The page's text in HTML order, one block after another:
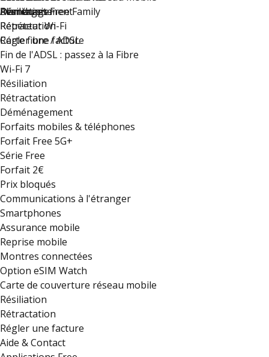
Déménagement
Résiliation
Rétractation
Régler une facture
Plan du site
Avantages Free Family
Répéteur Wi-Fi
Carte fibre / ADSL
Fin de l'ADSL : passez à la Fibre
Wi-Fi 7
Résiliation
Rétractation
Déménagement
Forfaits mobiles & téléphones
Forfait Free 5G+
Série Free
Forfait 2€
Prix bloqués
Communications à l'étranger
Smartphones
Assurance mobile
Reprise mobile
Montres connectées
Option eSIM Watch
Carte de couverture réseau mobile
Résiliation
Rétractation
Régler une facture
Aide & Contact